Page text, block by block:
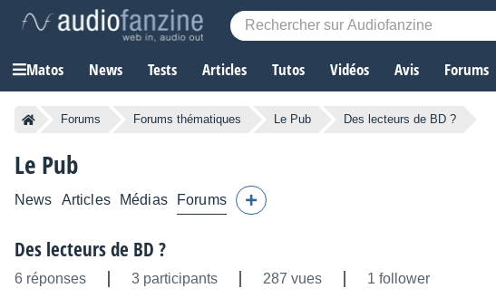
Matos News Tests Articles Tutos Vidéos Avis Forums
Forums Forums thématiques Le Pub Des lecteurs de BD ?
Le Pub
News Articles Médias Forums
Des lecteurs de BD ?
6 réponses 3 participants 287 vues 1 follower